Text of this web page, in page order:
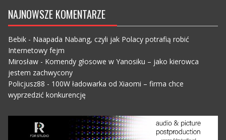
NAJNOWSZE KOMENTARZE
Bebik- Naapada Nabang, czyli jak Polacy potrafią robić
Internetowy fejm
Mirosław- Komendy głosowe w Yanosiku – jako kierowca
jestem zachwycony
Policjusz88 - 100W ładowarka od Xiaomi – firma chce
wyprzedzić konkurencję